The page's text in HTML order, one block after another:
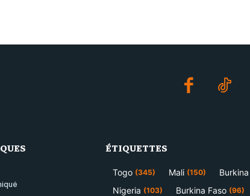
ÉTIQUETTES
Togo (345) Mali (150) Burkina
Nigeria (103) Burkina Faso (96)